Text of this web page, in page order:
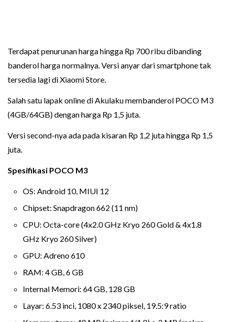
Terdapat penurunan harga hingga Rp 700 ribu dibanding
banderol harga normalnya. Versi anyar dari smartphone tak
tersedia lagi di Xiaomi Store.
Salah satu lapak online di Akulaku membanderol POCO M3
(4GB/64GB) dengan harga Rp 1,5 juta.
Versi second-nya ada pada kisaran Rp 1,2 juta hingga Rp 1,5
juta.
Spesifikasi POCO M3
OS: Android 10, MIUI 12
Chipset: Snapdragon 662 (11 nm)
CPU: Octa-core (4x2.0 GHz Kryo 260 Gold & 4x1.8
GHz Kryo 260 Silver)
GPU: Adreno 610
RAM: 4 GB, 6 GB
Internal Memori: 64 GB, 128 GB
Layar: 6.53 inci, 1080 x 2340 piksel, 19.5:9 ratio